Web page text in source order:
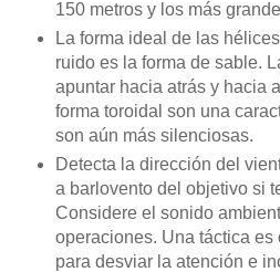
150 metros y los más
La forma ideal de las
ruido es la forma de sable.
apuntar hacia atrás y hacia
forma toroidal son una
son aún más silenciosas.
Detecta la dirección del
a barlovento del objetivo si
Considere el sonido
operaciones. Una táctica es
para desviar la atención e